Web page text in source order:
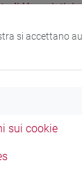
Umanistici
si accettano
sui cookie